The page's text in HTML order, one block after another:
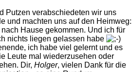
Putzen verabschiedeten wir uns
und machten uns auf den Heimweg:
Hause gekommen. Und ich für
nichts liegen gelassen habe
ich habe viel gelernt und es
Leute mal wiederzusehen oder
Dir, Holger, vielen Dank für die